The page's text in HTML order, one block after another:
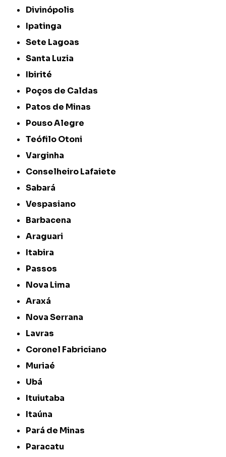
Divinópolis
Ipatinga
Sete Lagoas
Santa Luzia
Ibirité
Poços de Caldas
Patos de Minas
Pouso Alegre
Teófilo Otoni
Varginha
Conselheiro Lafaiete
Sabará
Vespasiano
Barbacena
Araguari
Itabira
Passos
Nova Lima
Araxá
Nova Serrana
Lavras
Coronel Fabriciano
Muriaé
Ubá
Ituiutaba
Itaúna
Pará de Minas
Paracatu